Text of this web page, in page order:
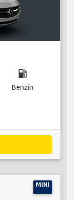
local_gas_station
Benzin
MINI